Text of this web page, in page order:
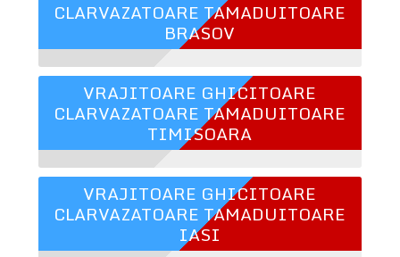
CLARVAZATOARE TAMADUITOARE
BRASOV
VRAJITOARE GHICITOARE
CLARVAZATOARE TAMADUITOARE
TIMISOARA
VRAJITOARE GHICITOARE
CLARVAZATOARE TAMADUITOARE
IASI